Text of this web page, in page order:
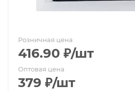
Розничная цена
416.90 ₽/шт
Оптовая цена
379 ₽/шт